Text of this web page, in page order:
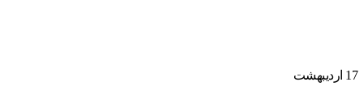
17 اردیبهشت